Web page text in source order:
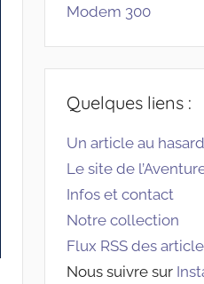
Modem 300
Quelques liens :
Un article au hasard
Le site de
Infos et contact
Notre collection
Flux RSS des
Nous suivre sur